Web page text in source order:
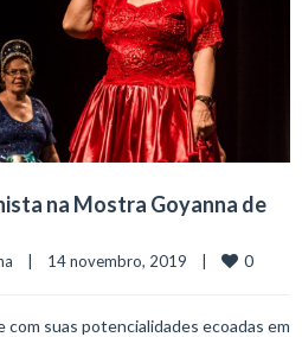
na Mostra Goyanna de
    |    14 novembro, 2019    |
0
suas potencialidades ecoadas em